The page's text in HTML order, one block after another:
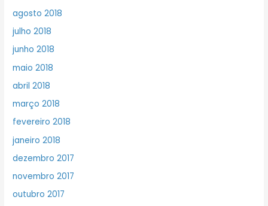
agosto 2018
julho 2018
junho 2018
maio 2018
abril 2018
março 2018
fevereiro 2018
janeiro 2018
dezembro 2017
novembro 2017
outubro 2017